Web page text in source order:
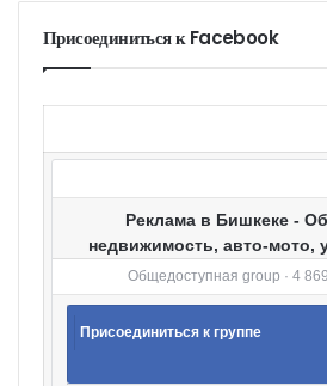
г
и
Присоединиться к Facebook
Реклама в Бишкеке -
недвижимость, авто-мото,
Общедоступная group · 4
Присоединиться к группе